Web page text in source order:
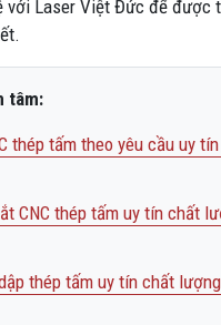
với Laser Việt Đức để được
tâm:
thép tấm theo yêu cầu uy
CNC thép tấm uy tín chất
thép tấm uy tín chất